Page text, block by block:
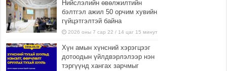
n
e
Нийслэлийн өвөлжилтийн
бэлтгэл ажил 50 орчим хувийн
гүйцэтгэлтэй байна
2026 оны 7 сар 22 / 14 цаг 15 минут
Хүн амын хүнсний хэрэгцээг
дотоодын үйлдвэрлэлээр нэн
тэргүүнд хангах зарчмыг